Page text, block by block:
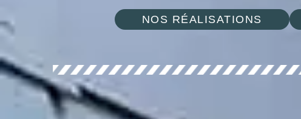
NOS RÉALISATIONS